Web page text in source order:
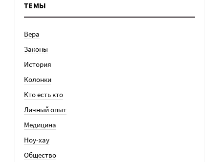
ТЕМЫ
Вера
Законы
История
Колонки
Кто есть кто
Личный опыт
Медицина
Ноу-хау
Общество